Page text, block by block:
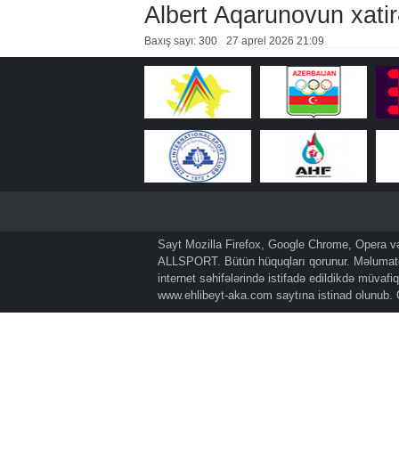
Albert Aqarunovun
Baxış sayı: 300 27 aprel 2026 21:09
Sayt Mozilla Firefox, Google Chrome, Opera
ALLSPORT. Bütün hüquqları qorunur.
internet səhifələrində istifadə edildikdə
www.ehlibeyt-aka.com saytına istinad olunub.